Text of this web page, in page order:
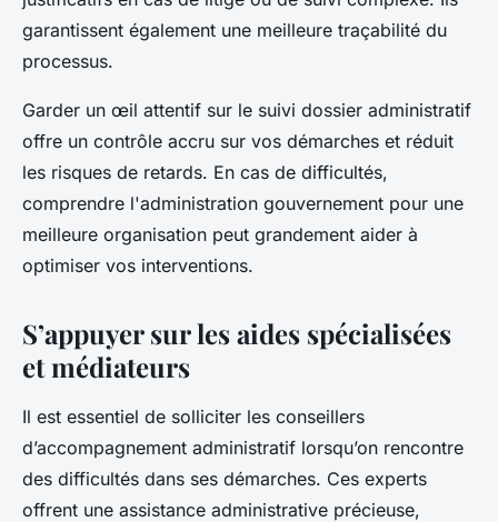
garantissent également une meilleure traçabilité du
processus.
Garder un œil attentif sur le suivi dossier administratif
offre un contrôle accru sur vos démarches et réduit
les risques de retards. En cas de difficultés,
comprendre l'administration gouvernement pour une
meilleure organisation peut grandement aider à
optimiser vos interventions.
S’appuyer sur les aides spécialisées
et médiateurs
Il est essentiel de solliciter les conseillers
d’accompagnement administratif lorsqu’on rencontre
des difficultés dans ses démarches. Ces experts
offrent une assistance administrative précieuse,